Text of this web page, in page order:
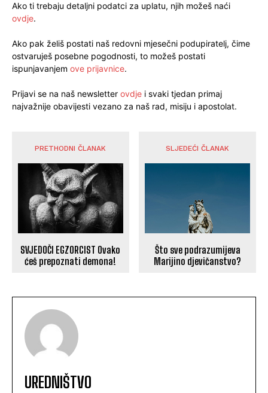
Ako ti trebaju detaljni podatci za uplatu, njih možeš naći
ovdje.
Ako pak želiš postati naš redovni mjesečni podupiratelj, čime
ostvaruješ posebne pogodnosti, to možeš postati
ispunjavanjem ove prijavnice.
Prijavi se na naš newsletter ovdje i svaki tjedan primaj
najvažnije obavijesti vezano za naš rad, misiju i apostolat.
PRETHODNI ČLANAK
SVJEDOČI EGZORCIST Ovako
ćeš prepoznati demona!
SLJEDEĆI ČLANAK
Što sve podrazumijeva
Marijino djevičanstvo?
UREDNIŠTVO